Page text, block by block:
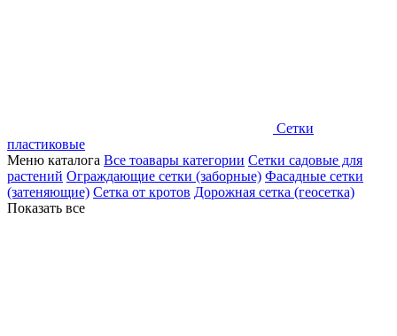
Сетки
пластиковые
Меню каталога Все тоавары категории Сетки садовые для
растений Ограждающие сетки (заборные) Фасадные сетки
(затеняющие) Сетка от кротов Дорожная сетка (геосетка)
Показать все